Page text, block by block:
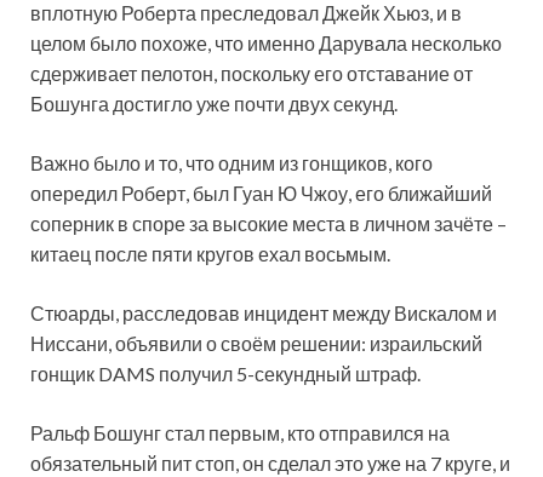
вплотную Роберта преследовал Джейк Хьюз, и в
целом было похоже, что именно Дарувала несколько
сдерживает пелотон, поскольку его отставание от
Бошунга достигло уже почти двух секунд.
Важно было и то, что одним из гонщиков, кого
опередил Роберт, был Гуан Ю Чжоу, его ближайший
соперник в споре за высокие места в личном зачёте –
китаец после пяти кругов ехал восьмым.
Стюарды, расследовав инцидент между Вискалом и
Ниссани, объявили о своём решении: израильский
гонщик DAMS получил 5-секундный штраф.
Ральф Бошунг стал первым, кто отправился на
обязательный пит стоп, он сделал это уже на 7 круге, и